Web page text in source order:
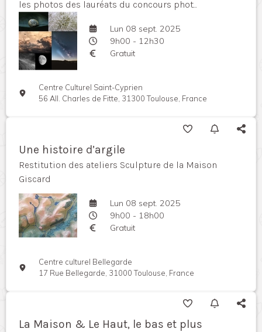
les photos des lauréats du concours phot...
Lun 08 sept. 2025
9h00 - 12h30
Gratuit
Centre Culturel Saint-Cyprien
56 All. Charles de Fitte, 31300 Toulouse, France
Une histoire d’argile
Restitution des ateliers Sculpture de la Maison
Giscard
Lun 08 sept. 2025
9h00 - 18h00
Gratuit
Centre culturel Bellegarde
17 Rue Bellegarde, 31000 Toulouse, France
La Maison & Le Haut, le bas et plus